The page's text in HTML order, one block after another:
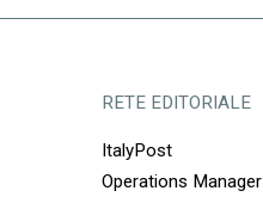
RETE EDITORIALE
ItalyPost
Operations Manager